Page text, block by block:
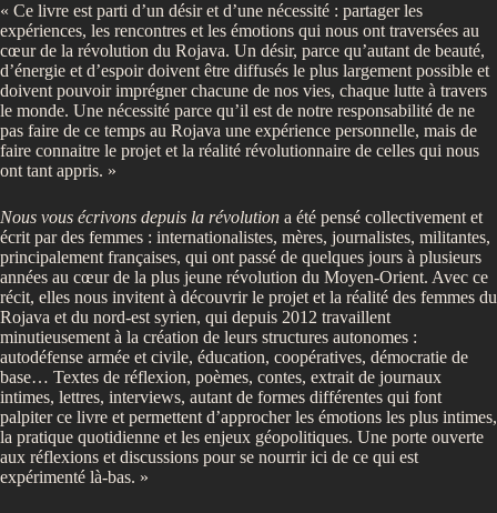
« Ce livre est parti d’un désir et d’une nécessité : partager les
expériences, les rencontres et les émotions qui nous ont traversées au
cœur de la révolution du Rojava. Un désir, parce qu’autant de beauté,
d’énergie et d’espoir doivent être diffusés le plus largement possible et
doivent pouvoir imprégner chacune de nos vies, chaque lutte à travers
le monde. Une nécessité parce qu’il est de notre responsabilité de ne
pas faire de ce temps au Rojava une expérience personnelle, mais de
faire connaitre le projet et la réalité révolutionnaire de celles qui nous
ont tant appris. »
Nous vous écrivons depuis la révolution a été pensé collectivement et
écrit par des femmes : internationalistes, mères, journalistes, militantes,
principalement françaises, qui ont passé de quelques jours à plusieurs
années au cœur de la plus jeune révolution du Moyen-Orient. Avec ce
récit, elles nous invitent à découvrir le projet et la réalité des femmes du
Rojava et du nord-est syrien, qui depuis 2012 travaillent
minutieusement à la création de leurs structures autonomes :
autodéfense armée et civile, éducation, coopératives, démocratie de
base… Textes de réflexion, poèmes, contes, extrait de journaux
intimes, lettres, interviews, autant de formes différentes qui font
palpiter ce livre et permettent d’approcher les émotions les plus intimes,
la pratique quotidienne et les enjeux géopolitiques. Une porte ouverte
aux réflexions et discussions pour se nourrir ici de ce qui est
expérimenté là-bas. »